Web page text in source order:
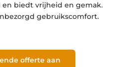
en biedt vrijheid en gemak.
gebruikscomfort.
offerte aan